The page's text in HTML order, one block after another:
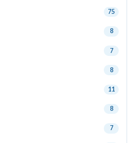
75
8
7
8
11
8
7